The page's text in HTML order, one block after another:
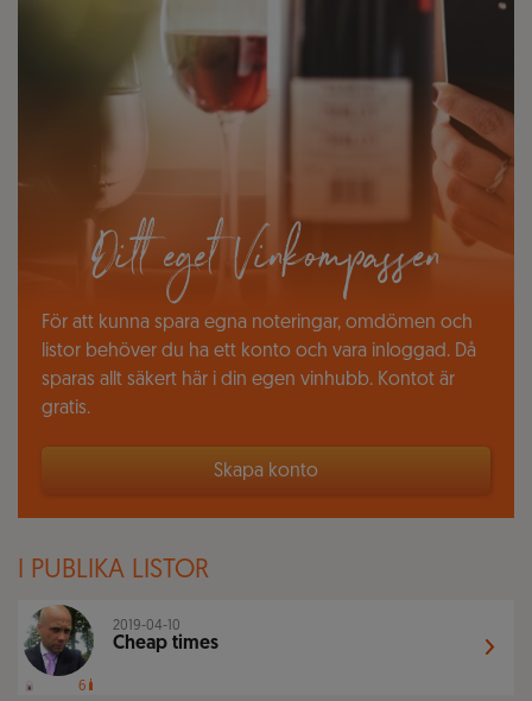
Ditt eget Vinkompassen
För att kunna spara egna noteringar, omdömen och
listor behöver du ha ett konto och vara inloggad. Då
sparas allt säkert här i din egen vinhubb. Kontot är
gratis.
Skapa konto
I PUBLIKA LISTOR
6
2019-04-10
Cheap times